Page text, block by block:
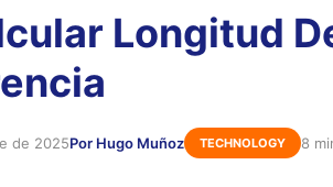
Longitud
de 2025Por Hugo Muñoz TECHNOLOGY 8